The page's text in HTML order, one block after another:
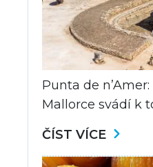
Punta de
Mallorce svádí k
ČÍST VÍCE